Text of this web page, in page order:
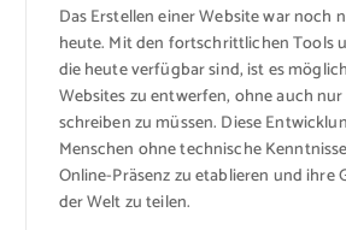
Das Erstellen einer Website war noch
heute. Mit den fortschrittlichen Tools
die heute verfügbar sind, ist es
Websites zu entwerfen, ohne auch nur
schreiben zu müssen. Diese
Menschen ohne technische
Online-Präsenz zu etablieren und ihre
der Welt zu teilen.